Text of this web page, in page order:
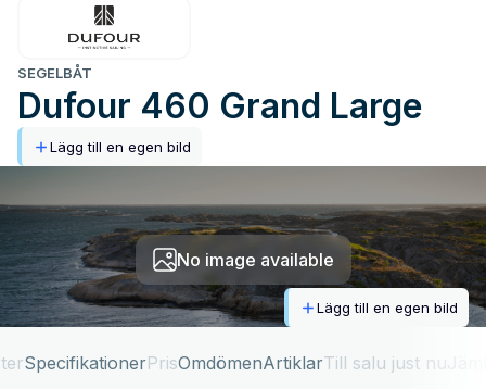
SEGELBÅT
Dufour 460 Grand Large
Lägg till en egen bild
No image available
Lägg till en egen bild
SpecifikationerPrisOmdömenArtiklarTill salu just nu